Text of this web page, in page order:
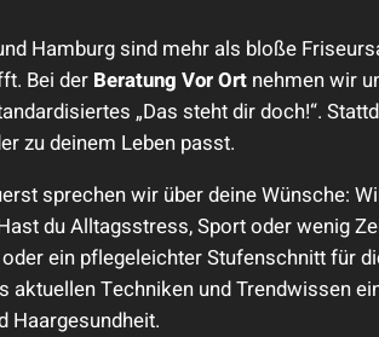
Hamburg sind mehr als bloße
Bei der Beratung Vor Ort nehmen wir
„Das steht dir doch!“.
zu deinem Leben passt.
sprechen wir über deine Wünsche:
du Alltagsstress, Sport oder wenig
ein pflegeleichter Stufenschnitt für
aktuellen Techniken und Trendwissen
Haargesundheit.